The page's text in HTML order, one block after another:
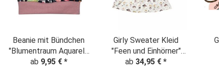
Beanie mit Bündchen
"Blumentraum Aquarell"
nachtblau-altrosa
ab 9,95 € *
Girly Sweater Kleid
"Feen und Einhörner"
antik pink
ab 34,95 € *